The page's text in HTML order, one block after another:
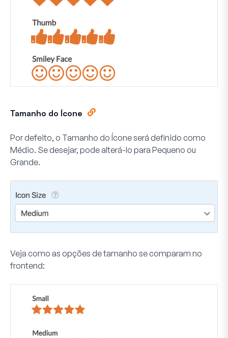
Tamanho do Ícone
Por defeito, o Tamanho do Íconeserá definido como
Médio. Se desejar, pode alterá-lo para Pequeno ou
Grande.
Veja como as opções de tamanho se comparam no
frontend: